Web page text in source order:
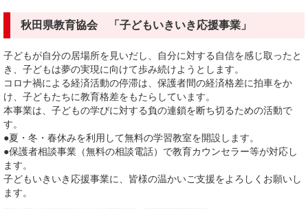
秋田県教育協会 「子どもいきいき応援事業」
子どもが自分の居場所を見いだし、自分に対する自信を感じ取ったと
き、子どもは夢の実現に向けて歩み続けようとします。
コロナ禍による経済活動の停滞は、保護者間の経済格差に拍車をか
け、子どもたちに教育格差をもたらしています。
本事業は、子どもの学びに対する負の連鎖を断ち切るための活動で
す。
●夏・冬・春休みを利用して無料の学習教室を開設します。
●保護者相談事業（無料の相談電話）で教育カウンセラー等が対応し
ます。
子どもいきいき応援事業に、皆様の温かいご支援をよろしくお願いし
ます。